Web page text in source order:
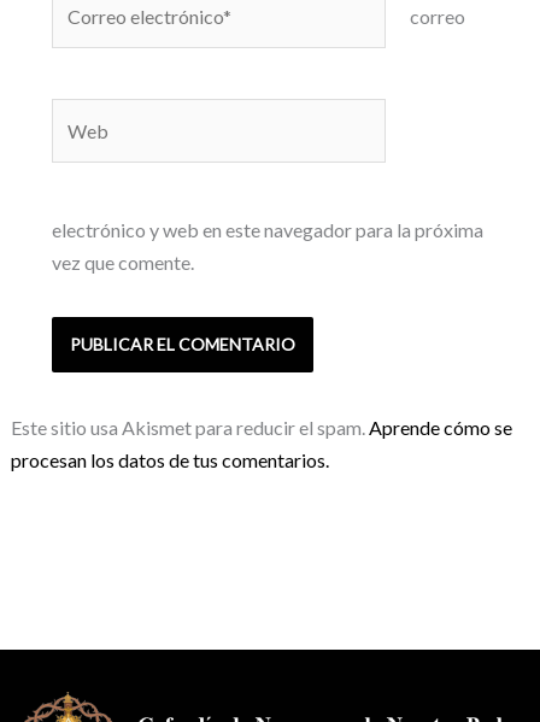
correo
electrónico y web en este navegador para la próxima
vez que comente.
Este sitio usa Akismet para reducir el spam.Aprende cómo se
procesan los datos de tus comentarios.